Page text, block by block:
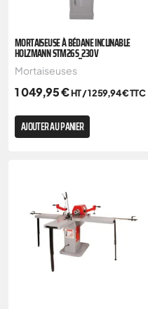
MORTAISEUSE À BÉDANE INCLINABLE
HOLZMANN STM26S_230V
Mortaiseuses
1 049,95€HT /1 259,94€TTC
AJOUTER AU PANIER